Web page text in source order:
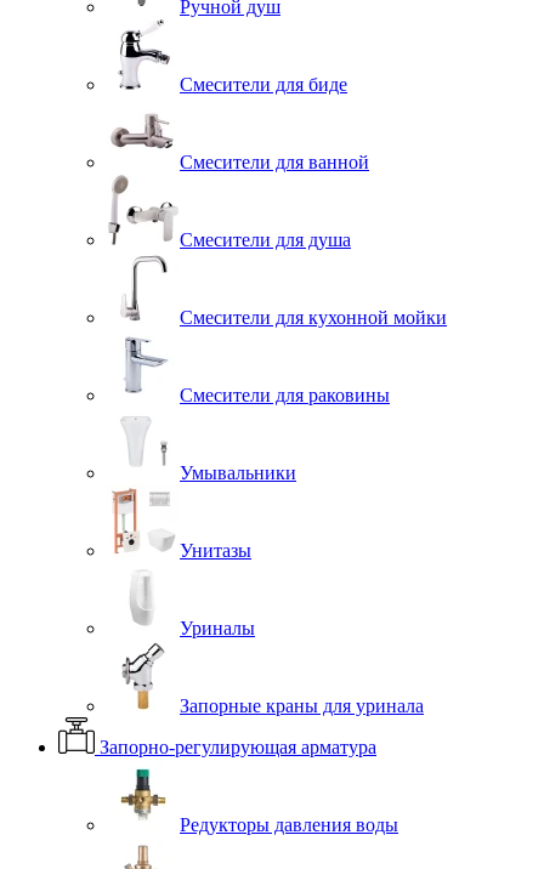
Ручной душ
Смесители для биде
Смесители для ванной
Смесители для душа
Смесители для кухонной мойки
Смесители для раковины
Умывальники
Унитазы
Уриналы
Запорные краны для уринала
Запорно-регулирующая арматура
Редукторы давления воды